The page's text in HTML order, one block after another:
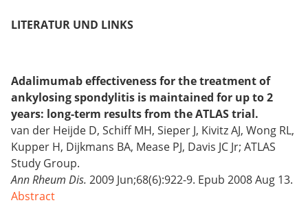
LITERATUR UND LINKS
Adalimumab effectiveness for the treatment of
ankylosing spondylitis is maintained for up to 2
years: long-term results from the ATLAS trial.
van der Heijde D, Schiff MH, Sieper J, Kivitz AJ, Wong RL,
Kupper H, Dijkmans BA, Mease PJ, Davis JC Jr; ATLAS
Study Group.
Ann Rheum Dis. 2009 Jun;68(6):922-9. Epub 2008 Aug 13.
Abstract